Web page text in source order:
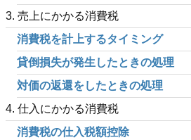
3. 売上にかかる消費税
消費税を計上するタイミング
貸倒損失が発生したときの処理
対価の返還をしたときの処理
4. 仕入にかかる消費税
消費税の仕入税額控除